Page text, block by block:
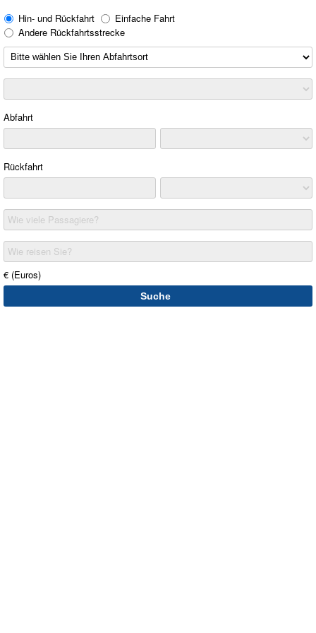
Hin- und Rückfahrt
Einfache Fahrt
Andere Rückfahrtsstrecke
Abfahrt
Rückfahrt
Wie viele Passagiere?
Wie reisen Sie?
€ (Euros)
Suche